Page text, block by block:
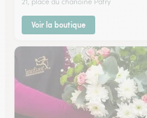
Voir la boutique